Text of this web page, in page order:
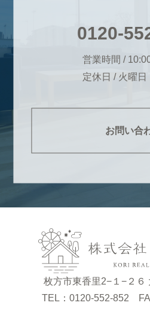
0120-
営業時間 /
定休日 / 火曜日
お問い合
枚方市東香里2−１−２６
TEL：0120-552-852